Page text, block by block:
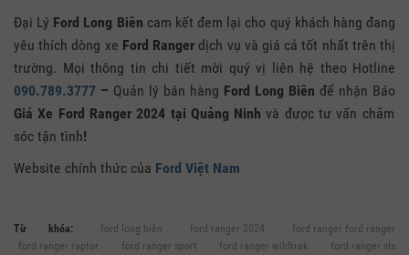
Đại Lý Ford Long Biên cam kết đem lại cho quý khách hàng đang
yêu thích dòng xe Ford Ranger dịch vụ và giá cả tốt nhất trên thị
trường. Mọi thông tin chi tiết mời quý vị liên hệ theo Hotline
090.789.3777 – Quản lý bán hàng Ford Long Biên để nhận Báo
Giá Xe Ford Ranger 2024 tại Quảng Ninhvà được tư vấn chăm
sóc tận tình!
Website chính thức của Ford Việt Nam
Từ khóa: ford long biên ford ranger 2024
ford ranger ford ranger
ford ranger raptor
ford ranger sport ford ranger wildtrak
ford ranger xls